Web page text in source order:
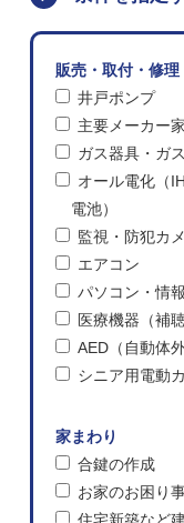
販売・取付・修理
井戸ポンプ
主要メーカー
ガス器具・ガ
オール電化（
電池）
監視・防犯カ
エアコン
パソコン・情
医療機器（補
AED（自動体
シニア用電動
家まわり
合鍵の作成
お家のお困り